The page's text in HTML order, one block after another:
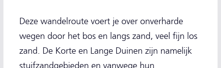
Deze wandelroute voert je over onverharde
wegen door het bos en langs zand, veel fijn los
zand. De Korte en Lange Duinen zijn namelijk
stuifzandgebieden en vanwege hun